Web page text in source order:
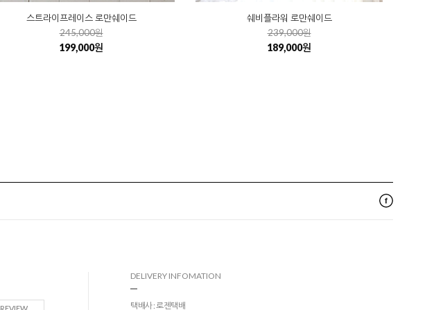
스트라이프레이스 로만쉐이드
245,000원
199,000원
쉐비플라워 로만쉐이드
239,000원
189,000원
REVIEW
DELIVERY INFOMATION
택배사 : 로젠택배